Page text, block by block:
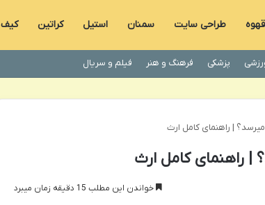
قهوه طراحی سایت سمنان استیل کراتین کیف
پزشکی فرهنگ و هنر فیلم و سریال
| راهنمای کامل ارث
راهنمای کامل ارث
خواندن این مطلب 15 دقیقه زمان میبرد